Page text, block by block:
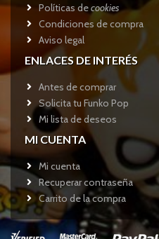
Políticas decookies
Condiciones de compra
Aviso legal
ENLACES DE INTERÉS
Antes de comprar
Solicita tu Funko Pop
Mi lista de deseos
MI CUENTA
Mi cuenta
Recuperar contraseña
Carrito de la compra